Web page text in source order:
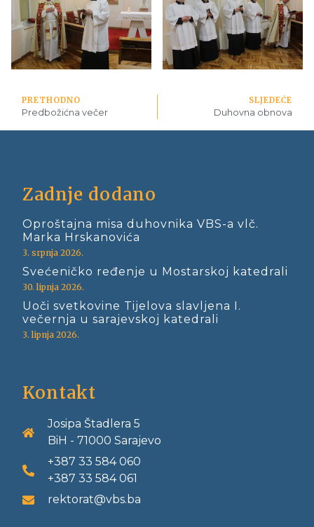
PRETHODNO
Predbožićna večer
SLJEDEĆE
Duhovna obnova
Zadnje dodano
Oproštajna misa duhovnika VBS-a vlč.
Marka Hrskanovića
3. srpnja 2026.
Svećeničko ređenje u Mostarskoj katedrali
30. lipnja 2026.
Uoči svetkovine Tijelova slavljena I.
večernja u sarajevskoj katedrali
3. lipnja 2026.
Kontakt
Josipa Štadlera 5
BiH - 71000 Sarajevo
+387 33 584 060
+387 33 584 061
rektorat@vbs.ba